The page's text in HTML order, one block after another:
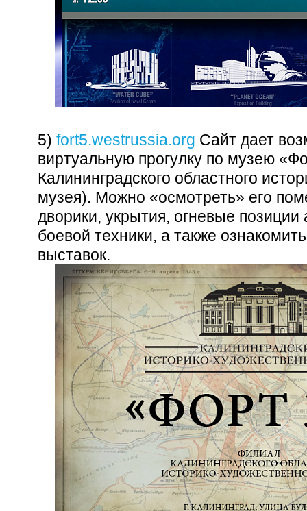
5) fort5.westrussia.org Сайт дает
виртуальную прогулку по музею
Калининградского областного
музея). Можно «осмотреть» его
дворики, укрытия, огневые
боевой техники, а также
выставок.